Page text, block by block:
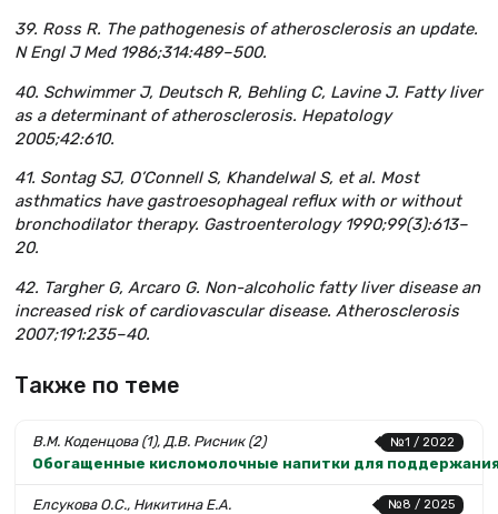
39. Ross R. The pathogenesis of atherosclerosis an update.
N Engl J Med 1986;314:489–500.
40. Schwimmer J, Deutsch R, Behling C, Lavine J. Fatty liver
as a determinant of atherosclerosis. Hepatology
2005;42:610.
41. Sontag SJ, O’Connell S, Khandelwal S, et al. Most
asthmatics have gastroesophageal reflux with or without
bronchodilator therapy. Gastroenterology 1990;99(3):613–
20.
42. Targher G, Arcaro G. Non-alcoholic fatty liver disease an
increased risk of cardiovascular disease. Atherosclerosis
2007;191:235–40.
Также по теме
№1 / 2022
В.М. Коденцова (1), Д.В. Рисник (2)
Обогащенные кисломолочные напитки для
№8 / 2025
Елсукова О.С., Никитина Е.А.